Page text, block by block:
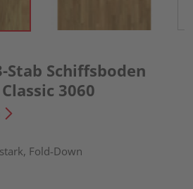
Stab Schiffsboden
3060
Fold-Down